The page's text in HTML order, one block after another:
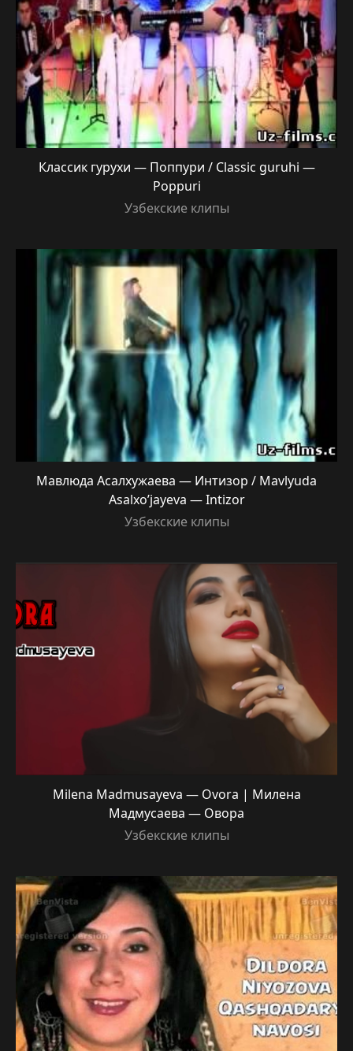
Классик гурухи — Поппури / Classic guruhi —
Poppuri
Узбекские клипы
Мавлюда Асалхужаева — Интизор / Mavlyuda
Asalxo’jayeva — Intizor
Узбекские клипы
Milena Madmusayeva — Ovora | Милена
Мадмусаева — Овора
Узбекские клипы